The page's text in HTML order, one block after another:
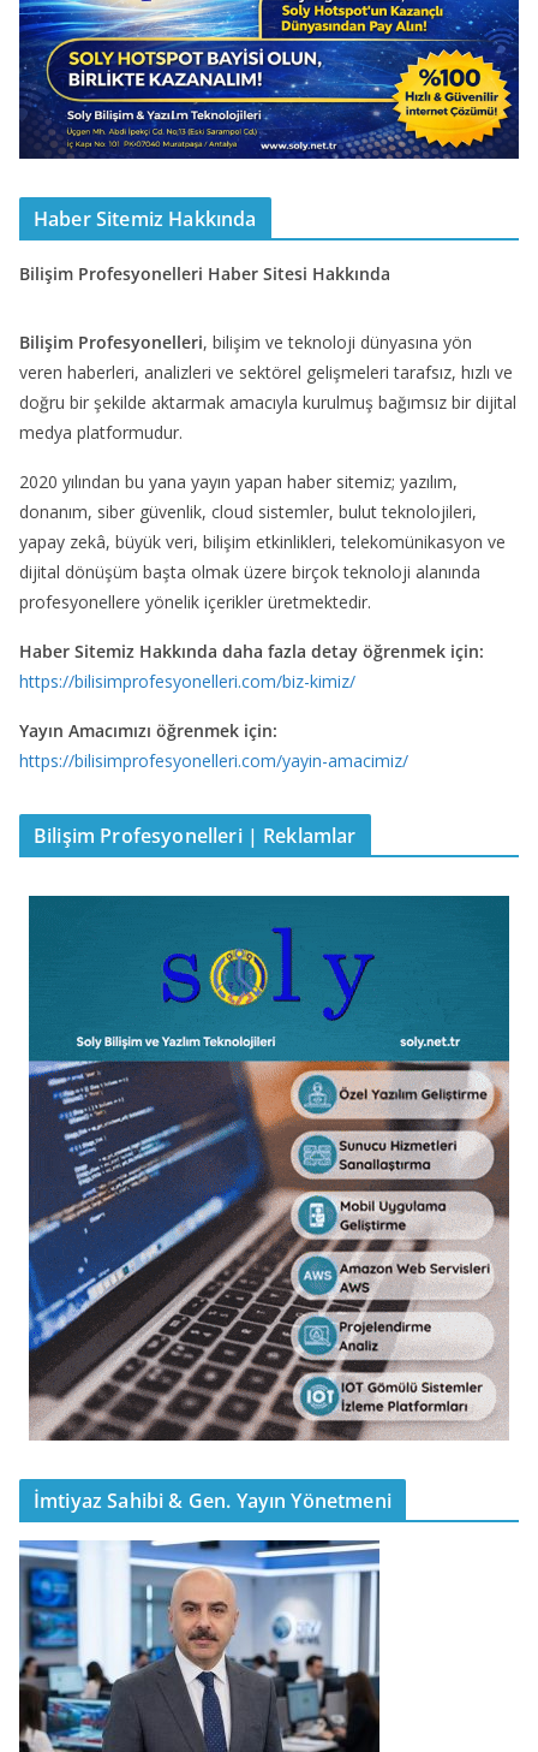
Haber Sitemiz Hakkında
Bilişim Profesyonelleri Haber Sitesi Hakkında
Bilişim Profesyonelleri, bilişim ve teknoloji dünyasına yön
veren haberleri, analizleri ve sektörel gelişmeleri tarafsız, hızlı ve
doğru bir şekilde aktarmak amacıyla kurulmuş bağımsız bir dijital
medya platformudur.
2020 yılından bu yana yayın yapan haber sitemiz; yazılım,
donanım, siber güvenlik, cloud sistemler, bulut teknolojileri,
yapay zekâ, büyük veri, bilişim etkinlikleri, telekomünikasyon ve
dijital dönüşüm başta olmak üzere birçok teknoloji alanında
profesyonellere yönelik içerikler üretmektedir.
Haber Sitemiz Hakkında daha fazla detay öğrenmek için:
https://bilisimprofesyonelleri.com/biz-kimiz/
Yayın Amacımızı öğrenmek için:
https://bilisimprofesyonelleri.com/yayin-amacimiz/
Bilişim Profesyonelleri | Reklamlar
İmtiyaz Sahibi & Gen. Yayın Yönetmeni